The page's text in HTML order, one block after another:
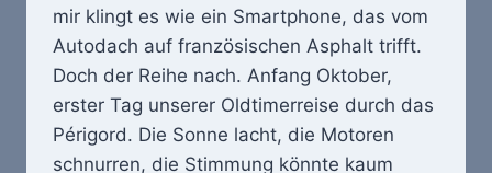
mir klingt es wie ein Smartphone, das vom
Autodach auf französischen Asphalt trifft.
Doch der Reihe nach. Anfang Oktober,
erster Tag unserer Oldtimerreise durch das
Périgord. Die Sonne lacht, die Motoren
schnurren, die Stimmung könnte kaum